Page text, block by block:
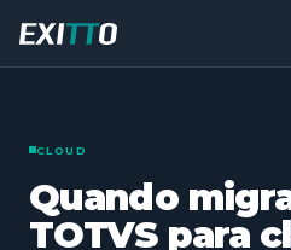
CLOUD
Quando
TOTVS para